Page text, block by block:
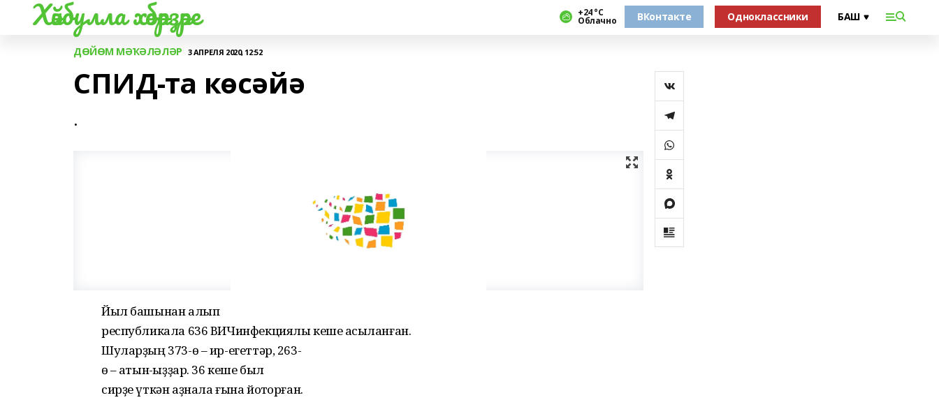
Хәйбулла хәбәрҙәре +24 °С
Облачно ВКонтакте Одноклассники
ДӨЙӨМ МӘҠӘЛӘЛӘР 3 АПРЕЛЯ 2020, 12:52
СПИД-та көсəйə
.
Йыл башынан алып
республикала 636 ВИЧинфекциялы кеше асыҡланған.
Шуларҙың 373-ө – ир-егеттəр, 263-
ө – ҡатын-ҡыҙҙар. 36 кеше был
сирҙе үткəн аҙнала ғына йоҡторған.